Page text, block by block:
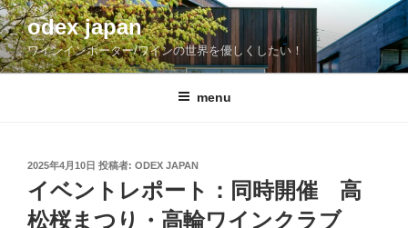
コ
ン
テ
ン
odex japan
ワインインポーター/ワインの世界を優しくしたい！
menu
投
日:
2025年4月10日 投稿者: ODEX JAPAN
イベントレポート：同時開催 高
松桜まつり・高輪ワインクラブ